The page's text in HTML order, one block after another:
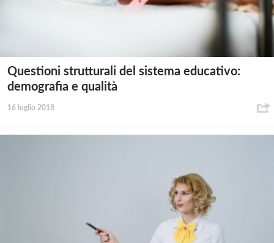
Questioni strutturali del sistema educativo:
demografia e qualità
16 luglio 2018